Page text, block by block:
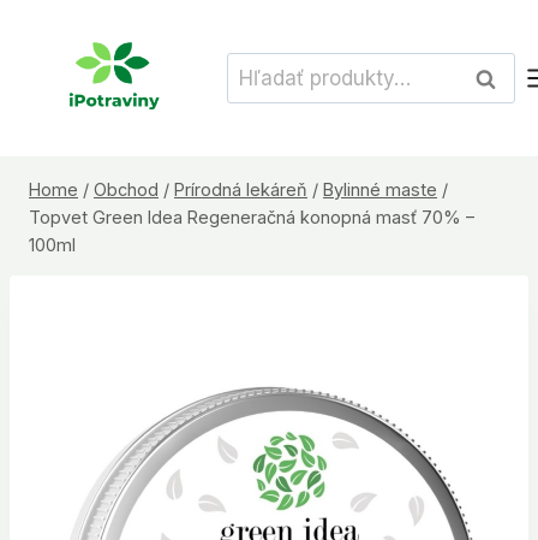
Hľadať:
Home / Obchod / Prírodná lekáreň / Bylinné maste /
Topvet Green Idea Regeneračná konopná masť 70% –
100ml